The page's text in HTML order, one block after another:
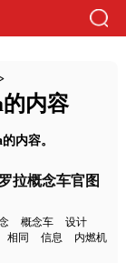
内容
内容。
拉概念车官图
概念车
设计
相同 信息
内燃机